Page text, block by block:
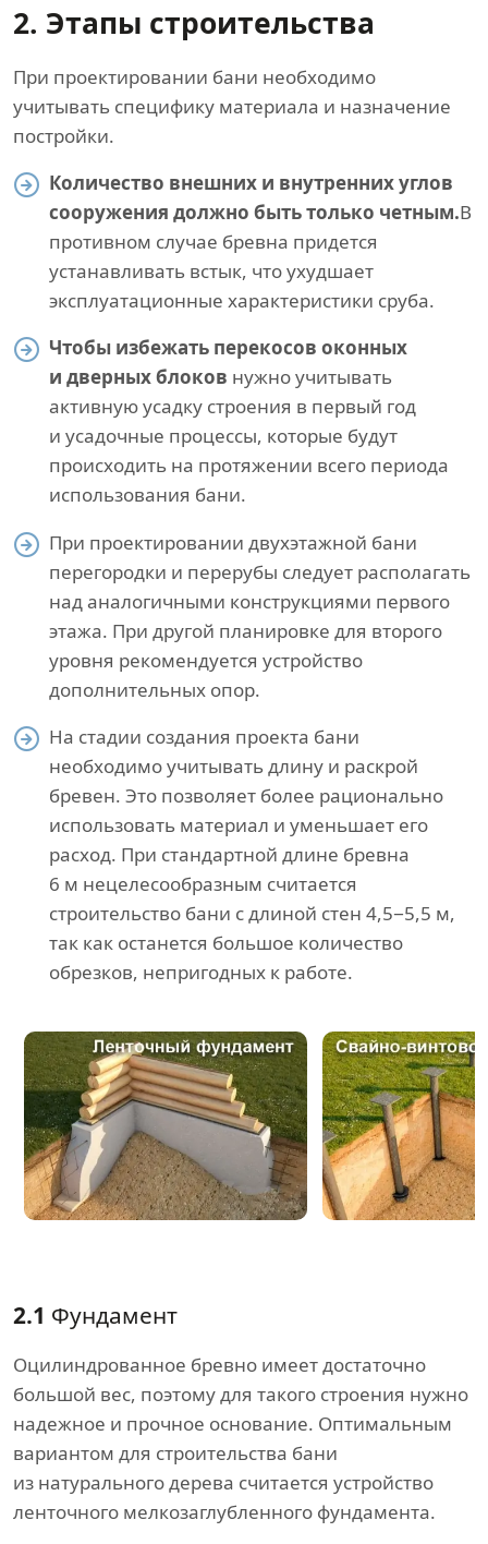
2. Этапы строительства
При проектировании бани необходимо
учитывать специфику материала и назначение
постройки.
Количество внешних и внутренних углов
сооружения должно быть только четным.В
противном случае бревна придется
устанавливать встык, что ухудшает
эксплуатационные характеристики сруба.
Чтобы избежать перекосов оконных
и дверных блоков нужно учитывать
активную усадку строения в первый год
и усадочные процессы, которые будут
происходить на протяжении всего периода
использования бани.
При проектировании двухэтажной бани
перегородки и перерубы следует располагать
над аналогичными конструкциями первого
этажа. При другой планировке для второго
уровня рекомендуется устройство
дополнительных опор.
На стадии создания проекта бани
необходимо учитывать длину и раскрой
бревен. Это позволяет более рационально
использовать материал и уменьшает его
расход. При стандартной длине бревна
6 м нецелесообразным считается
строительство бани с длиной стен 4,5−5,5 м,
так как останется большое количество
обрезков, непригодных к работе.
2.1 Фундамент
Оцилиндрованное бревно имеет достаточно
большой вес, поэтому для такого строения нужно
надежное и прочное основание. Оптимальным
вариантом для строительства бани
из натурального дерева считается устройство
ленточного мелкозаглубленного фундамента.